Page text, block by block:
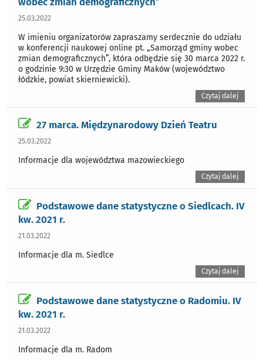
25.03.2022
W imieniu organizatorów zapraszamy serdecznie do udziału
w konferencji naukowej online pt. „Samorząd gminy wobec
zmian demograficznych”, która odbędzie się 30 marca 2022 r.
o godzinie 9:30 w Urzędzie Gminy Maków (województwo
łódzkie, powiat skierniewicki).
Czytaj dalej
27 marca. Międzynarodowy Dzień Teatru
25.03.2022
Informacje dla województwa mazowieckiego
Czytaj dalej
Podstawowe dane statystyczne o Siedlcach. IV
kw. 2021 r.
21.03.2022
Informacje dla m. Siedlce
Czytaj dalej
Podstawowe dane statystyczne o Radomiu. IV
kw. 2021 r.
21.03.2022
Informacje dla m. Radom